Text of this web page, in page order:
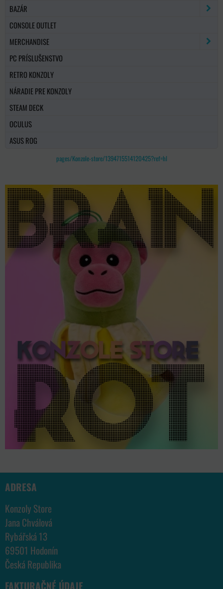
BAZÁR
CONSOLE OUTLET
MERCHANDISE
PC PRÍSLUŠENSTVO
RETRO KONZOLY
NÁRADIE PRE KONZOLY
STEAM DECK
OCULUS
ASUS ROG
pages/Konzole-store/1394715514120425?ref=hl
ADRESA
Konzoly Store
Jana Chválová
Rybářská 13
69501 Hodonín
Česká Republika
FAKTURAČNÉ ÚDAJE